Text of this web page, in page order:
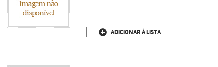
ADICIONAR À LISTA